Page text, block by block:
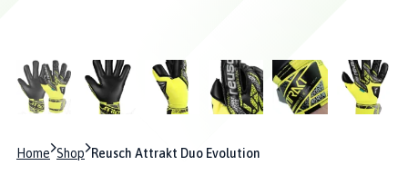
Home Shop Reusch Attrakt Duo Evolution